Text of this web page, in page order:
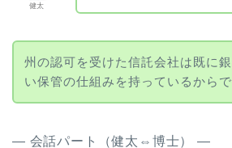
健太
州の認可を受けた信託会社は既に
い保管の仕組みを持っているからで
― 会話パート（健太⇔博士） ―